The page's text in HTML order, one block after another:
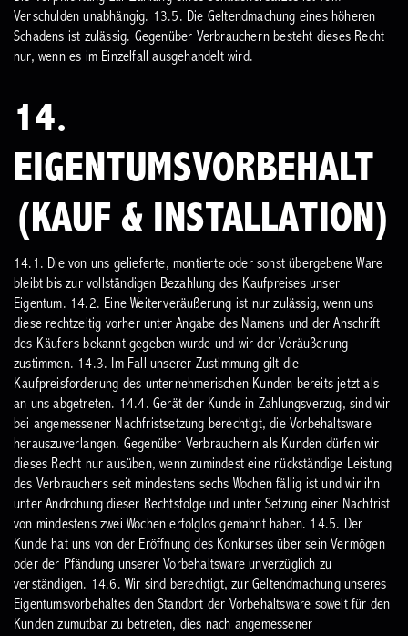
Verschulden unabhängig. 13.5. Die Geltendmachung eines höheren
Schadens ist zulässig. Gegenüber Verbrauchern besteht dieses Recht
nur, wenn es im Einzelfall ausgehandelt wird.
14.
EIGENTUMSVORBEHALT
(KAUF & INSTALLATION)
14.1. Die von uns gelieferte, montierte oder sonst übergebene Ware
bleibt bis zur vollständigen Bezahlung des Kaufpreises unser
Eigentum. 14.2. Eine Weiterveräußerung ist nur zulässig, wenn uns
diese rechtzeitig vorher unter Angabe des Namens und der Anschrift
des Käufers bekannt gegeben wurde und wir der Veräußerung
zustimmen. 14.3. Im Fall unserer Zustimmung gilt die
Kaufpreisforderung des unternehmerischen Kunden bereits jetzt als
an uns abgetreten. 14.4. Gerät der Kunde in Zahlungsverzug, sind wir
bei angemessener Nachfristsetzung berechtigt, die Vorbehaltsware
herauszuverlangen. Gegenüber Verbrauchern als Kunden dürfen wir
dieses Recht nur ausüben, wenn zumindest eine rückständige Leistung
des Verbrauchers seit mindestens sechs Wochen fällig ist und wir ihn
unter Androhung dieser Rechtsfolge und unter Setzung einer Nachfrist
von mindestens zwei Wochen erfolglos gemahnt haben. 14.5. Der
Kunde hat uns von der Eröffnung des Konkurses über sein Vermögen
oder der Pfändung unserer Vorbehaltsware unverzüglich zu
verständigen. 14.6. Wir sind berechtigt, zur Geltendmachung unseres
Eigentumsvorbehaltes den Standort der Vorbehaltsware soweit für den
Kunden zumutbar zu betreten, dies nach angemessener